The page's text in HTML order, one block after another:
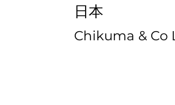
日本
Chikuma & Co